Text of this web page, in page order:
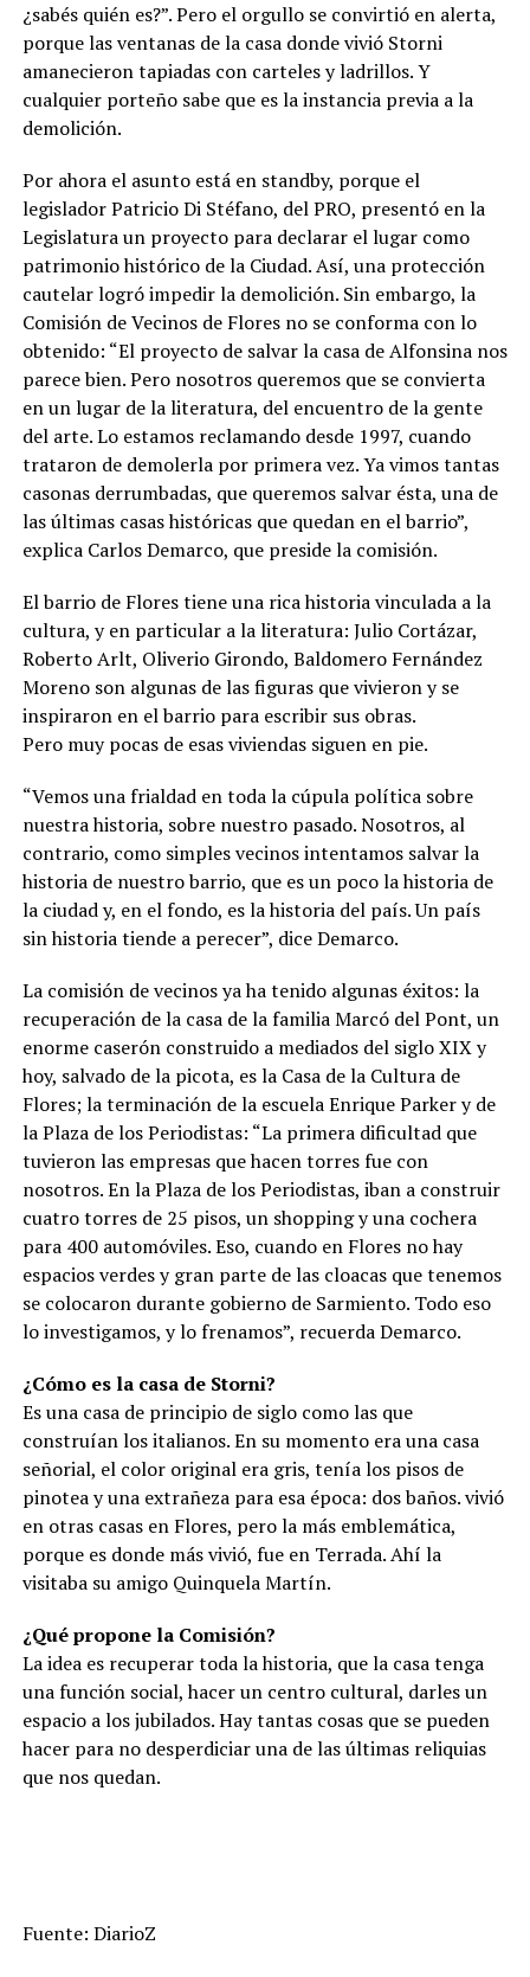
¿sabés quién es?”. Pero el orgullo se convirtió en alerta,
por­que las ventanas de la casa donde vivió Storni
amanecieron tapiadas con carteles y ladrillos. Y
cualquier porteño sabe que es la instancia previa a la
demolición.
Por ahora el asunto está en standby, porque el
legislador Patri­cio Di Stéfano, del PRO, presentó en la
Legislatura un proyecto para declarar el lugar como
patrimonio histórico de la Ciudad. Así, una protección
cautelar logró impedir la demoli­ción. Sin embargo, la
Comisión de Vecinos de Flores no se confor­ma con lo
obtenido: “El proyecto de salvar la casa de Alfonsina nos
parece bien. Pero nosotros que­remos que se convierta
en un lu­gar de la literatura, del encuentro de la gente
del arte. Lo estamos reclamando desde 1997, cuando
trataron de demolerla por primera vez. Ya vimos tantas
casonas de­rrumbadas, que queremos salvar ésta, una de
las últimas casas his­tóricas que quedan en el barrio”,
explica Carlos Demarco, que presi­de la comisión.
El barrio de Flores tiene una rica historia vinculada a la
cultura, y en particular a la literatura: Ju­lio Cortázar,
Roberto Arlt, Oliverio Girondo, Baldomero Fernández
Moreno son algunas de las figuras que vivieron y se
inspiraron en el barrio para escribir sus obras.
Pero muy pocas de esas vivien­das siguen en pie.
“Vemos una frialdad en toda la cúpula política sobre
nuestra historia, sobre nuestro pasado. Nosotros, al
contrario, como sim­ples vecinos intentamos salvar la
historia de nuestro barrio, que es un poco la historia de
la ciudad y, en el fondo, es la historia del país. Un país
sin historia tiende a pere­cer”, dice Demarco.
La comisión de vecinos ya ha tenido algunas éxitos: la
recupera­ción de la casa de la familia Mar­có del Pont, un
enorme caserón construido a mediados del siglo XIX y
hoy, salvado de la picota, es la Casa de la Cultura de
Flores; la terminación de la escuela Enrique Parker y de
la Plaza de los Periodis­tas: “La primera dificultad que
tu­vieron las empresas que hacen to­rres fue con
nosotros. En la Plaza de los Periodistas, iban a construir
cuatro torres de 25 pisos, un shop­ping y una cochera
para 400 auto­móviles. Eso, cuando en Flores no hay
espacios verdes y gran parte de las cloacas que tenemos
se coloca­ron durante gobierno de Sarmien­to. Todo eso
lo investigamos, y lo frenamos”, recuerda Demarco.
¿Cómo es la casa de Storni?
Es una casa de principio de siglo como las que
construían los italia­nos. En su momento era una casa
señorial, el color original era gris, tenía los pisos de
pinotea y una extrañeza para esa época: dos ba­ños. vivió
en otras casas en Flores, pero la más emblemáti­ca,
porque es donde más vivió, fue en Terrada. Ahí la
visitaba su ami­go Quinquela Martín.
¿Qué propone la Comisión?
La idea es recuperar toda la his­toria, que la casa tenga
una fun­ción social, hacer un centro cul­tural, darles un
espacio a los jubilados. Hay tantas cosas que se pueden
hacer para no desper­diciar una de las últimas reliquias
que nos quedan.
Fuente: DiarioZ